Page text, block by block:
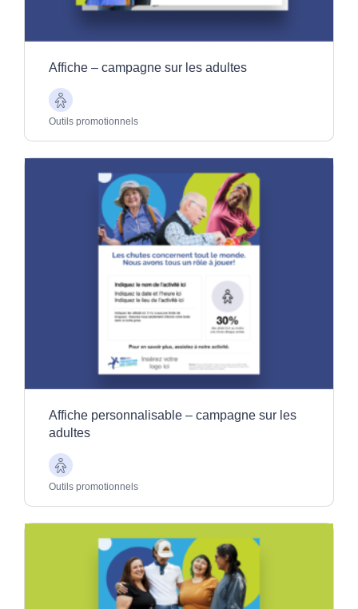
Outils promotionnels
Affiche – campagne sur les adultes
Aînés
Outils promotionnels
Affiche personnalisable – campagne sur les
adultes
Aînés
Outils promotionnels